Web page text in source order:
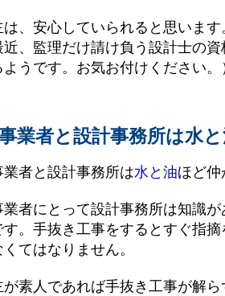
は、安心していられると思います
近、監理だけ請け負う設計士の
ようです。お気お付けください。
業者と設計事務所は水
業者と設計事務所は水と油ほど
業者にとって設計事務所は知識が
す。手抜き工事をするとすぐ指
くてはなりません。
が素人であれば手抜き工事が解